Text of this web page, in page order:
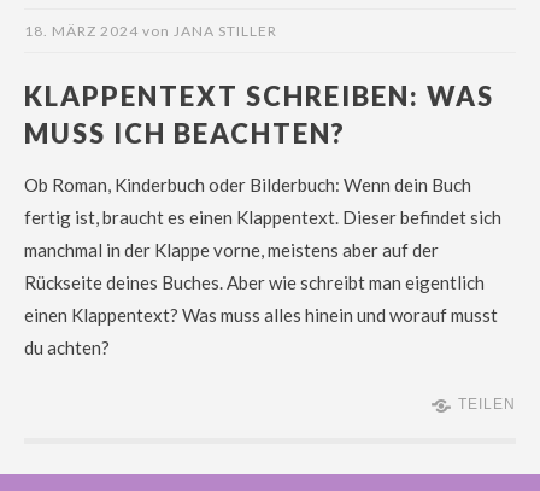
18. MÄRZ 2024 von JANA STILLER
KLAPPENTEXT SCHREIBEN: WAS
MUSS ICH BEACHTEN?
Ob Roman, Kinderbuch oder Bilderbuch: Wenn dein Buch
fertig ist, braucht es einen Klappentext. Dieser befindet sich
manchmal in der Klappe vorne, meistens aber auf der
Rückseite deines Buches. Aber wie schreibt man eigentlich
einen Klappentext? Was muss alles hinein und worauf musst
du achten?
TEILEN